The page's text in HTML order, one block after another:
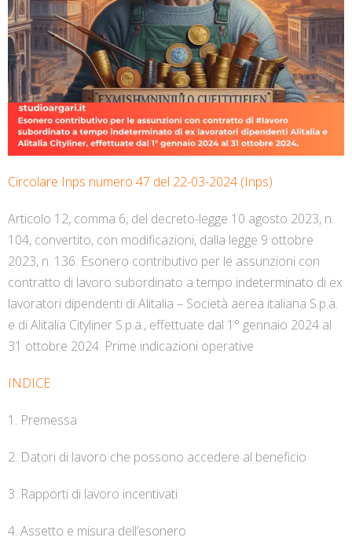
Circolare Inps numero 47 del 22-03-2024 (Inps)
Articolo 12, comma 6, del decreto-legge 10 agosto 2023, n.
104, convertito, con modificazioni, dalla legge 9 ottobre
2023, n. 136. Esonero contributivo per le assunzioni con
contratto di lavoro subordinato a tempo indeterminato di ex
lavoratori dipendenti di Alitalia – Società aerea italiana S.p.a.
e di Alitalia Cityliner S.p.a., effettuate dal 1° gennaio 2024 al
31 ottobre 2024. Prime indicazioni operative
INDICE
1. Premessa
2. Datori di lavoro che possono accedere al beneficio
3. Rapporti di lavoro incentivati
4. Assetto e misura dell’esonero